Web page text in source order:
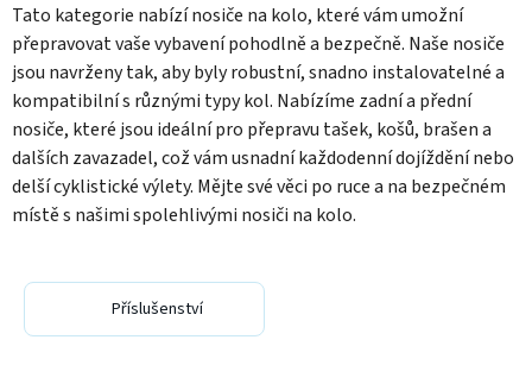
Tato kategorie nabízí nosiče na kolo, které vám umožní
přepravovat vaše vybavení pohodlně a bezpečně. Naše nosiče
jsou navrženy tak, aby byly robustní, snadno instalovatelné a
kompatibilní s různými typy kol. Nabízíme zadní a přední
nosiče, které jsou ideální pro přepravu tašek, košů, brašen a
dalších zavazadel, což vám usnadní každodenní dojíždění nebo
delší cyklistické výlety. Mějte své věci po ruce a na bezpečném
místě s našimi spolehlivými nosiči na kolo.
Příslušenství